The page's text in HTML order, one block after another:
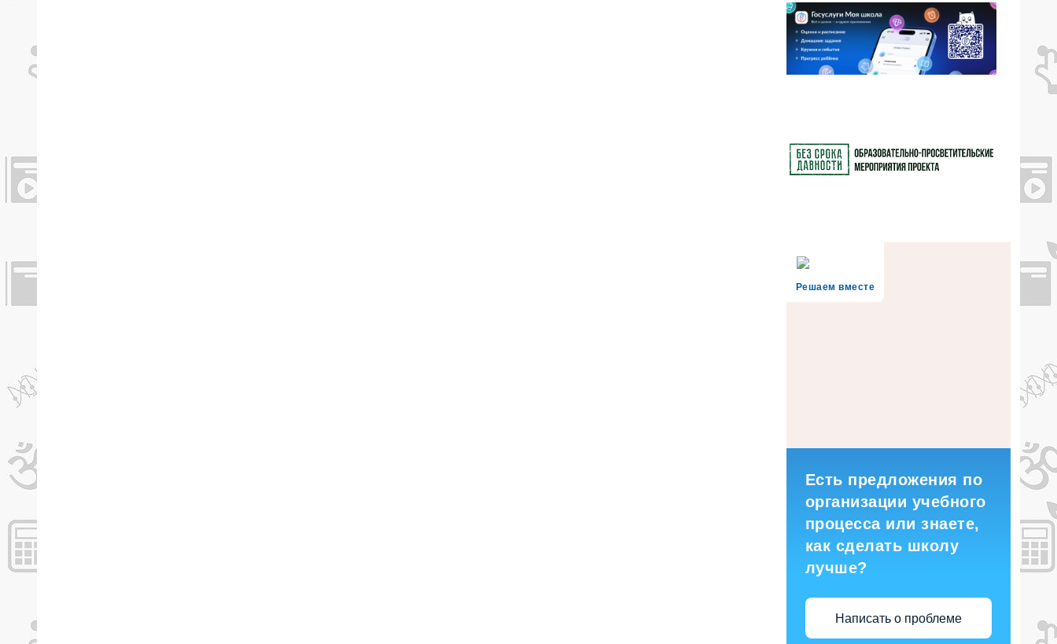
Решаем вместе
Есть предложения по
организации учебного
процесса или знаете,
как сделать школу
лучше?
Написать о проблеме